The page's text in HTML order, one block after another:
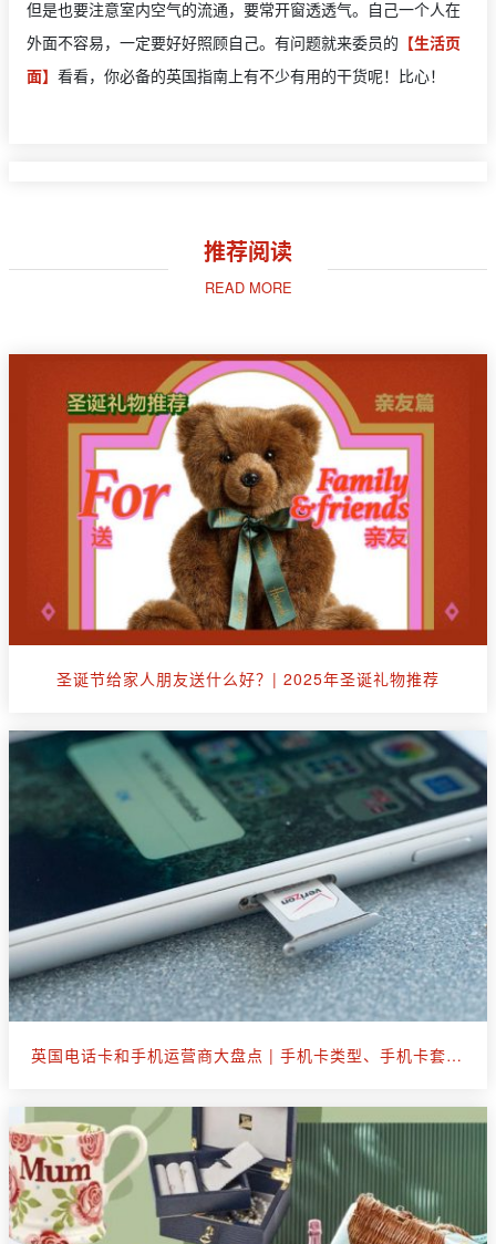
但是也要注意室内空气的流通，要常开窗透透气。自己一个人在
外面不容易，一定要好好照顾自己。有问题就来委员的 【生活页
面】 看看，你必备的英国指南上有不少有用的干货呢！比心！
推荐阅读
READ MORE
圣诞节给家人朋友送什么好？| 2025年圣诞礼物推荐
英国电话卡和手机运营商大盘点 | 手机卡类型、手机卡套餐选购